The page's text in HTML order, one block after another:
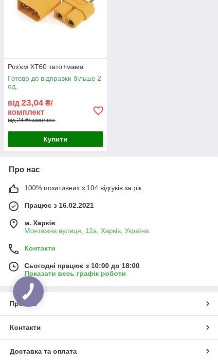
Роз'єм XT60 тато+мама
Готово до відправки більше 2
од.
від 23,04 ₴/
комплект
від 24 ₴/комплект
Купити
Про нас
100% позитивних з 104 відгуків за рік
Працює з 16.02.2021
м. Харків
Монтажна вулиця, 12а, Харків, Україна
Контакти
Сьогодні працює з 10:00 до 18:00
Показати весь графік роботи
Про нас
Контакти
Доставка та оплата